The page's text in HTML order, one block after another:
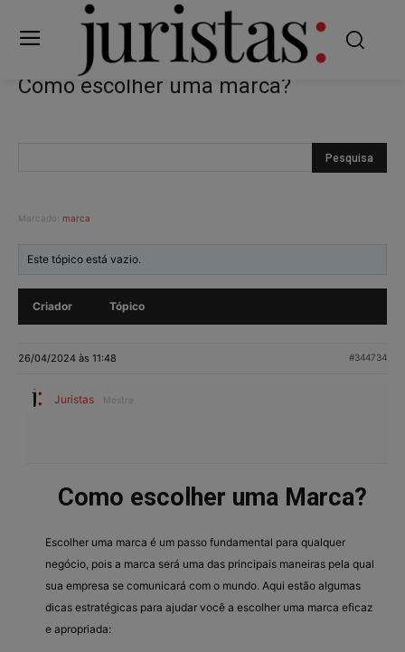
Como escolher uma marca?
Marcado: marca
Este tópico está vazio.
Criador Tópico
26/04/2024 às 11:48 #344734
Juristas Mestre
Como escolher uma Marca?
Escolher uma marca é um passo fundamental para qualquer
negócio, pois a marca será uma das principais maneiras pela qual
sua empresa se comunicará com o mundo. Aqui estão algumas
dicas estratégicas para ajudar você a escolher uma marca eficaz
e apropriada: